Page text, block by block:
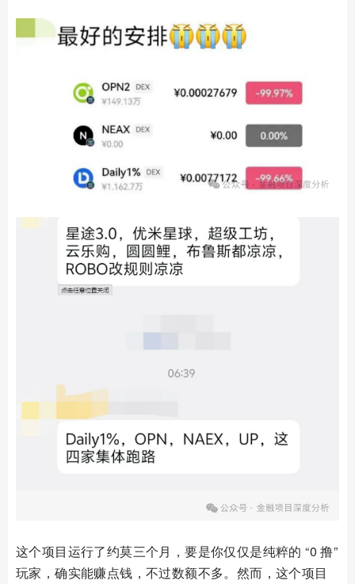
这个项目运行了约莫三个月，要是你仅仅是纯粹的 “0 撸”
玩家，确实能赚点钱，不过数额不多。然而，这个项目